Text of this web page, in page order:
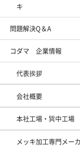
キ
問題解決Q＆A
コダマ 企業情報
代表挨拶
会社概要
本社工場・巽中工場
メッキ加工専門メー